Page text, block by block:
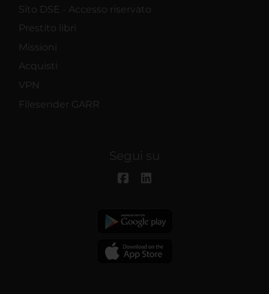
Sito DSE - Accesso riservato
Prestito libri
Missioni
Acquisti
VPN
Filesender GARR
Segui su